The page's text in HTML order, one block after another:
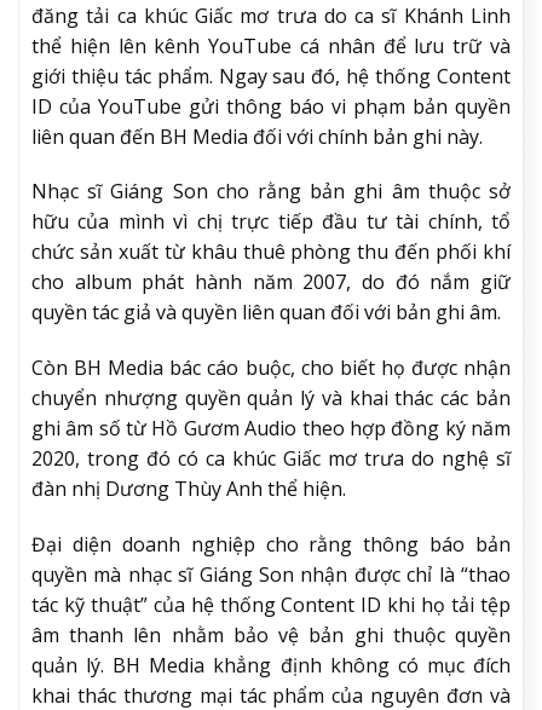
đăng tải ca khúc Giấc mơ trưa do ca sĩ Khánh Linh
thể hiện lên kênh YouTube cá nhân để lưu trữ và
giới thiệu tác phẩm. Ngay sau đó, hệ thống Content
ID của YouTube gửi thông báo vi phạm bản quyền
liên quan đến BH Media đối với chính bản ghi này.
Nhạc sĩ Giáng Son cho rằng bản ghi âm thuộc sở
hữu của mình vì chị trực tiếp đầu tư tài chính, tổ
chức sản xuất từ khâu thuê phòng thu đến phối khí
cho album phát hành năm 2007, do đó nắm giữ
quyền tác giả và quyền liên quan đối với bản ghi âm.
Còn BH Media bác cáo buộc, cho biết họ được nhận
chuyển nhượng quyền quản lý và khai thác các bản
ghi âm số từ Hồ Gươm Audio theo hợp đồng ký năm
2020, trong đó có ca khúc Giấc mơ trưa do nghệ sĩ
đàn nhị Dương Thùy Anh thể hiện.
Đại diện doanh nghiệp cho rằng thông báo bản
quyền mà nhạc sĩ Giáng Son nhận được chỉ là “thao
tác kỹ thuật” của hệ thống Content ID khi họ tải tệp
âm thanh lên nhằm bảo vệ bản ghi thuộc quyền
quản lý. BH Media khẳng định không có mục đích
khai thác thương mại tác phẩm của nguyên đơn và